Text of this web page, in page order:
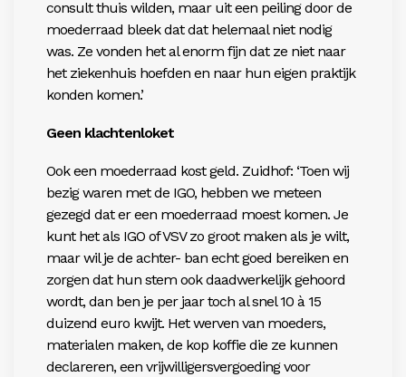
consult thuis wilden, maar uit een peiling door de
moederraad bleek dat dat helemaal niet nodig
was. Ze vonden het al enorm fijn dat ze niet naar
het ziekenhuis hoefden en naar hun eigen praktijk
konden komen.’
Geen klachtenloket
Ook een moederraad kost geld. Zuidhof: ‘Toen wij
bezig waren met de IGO, hebben we meteen
gezegd dat er een moederraad moest komen. Je
kunt het als IGO of VSV zo groot maken als je wilt,
maar wil je de achter- ban echt goed bereiken en
zorgen dat hun stem ook daadwerkelijk gehoord
wordt, dan ben je per jaar toch al snel 10 à 15
duizend euro kwijt. Het werven van moeders,
materialen maken, de kop koffie die ze kunnen
declareren, een vrijwilligersvergoeding voor